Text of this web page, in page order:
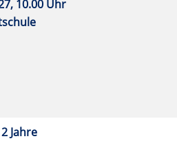
10.00 Uhr
Jahre